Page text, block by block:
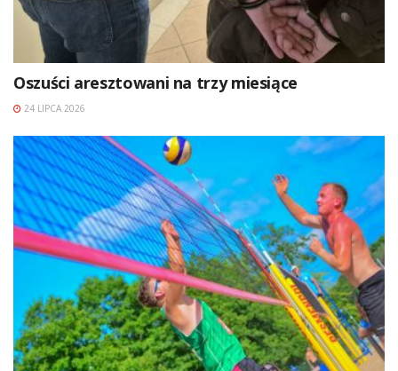
Oszuści aresztowani na trzy miesiące
24 LIPCA 2026